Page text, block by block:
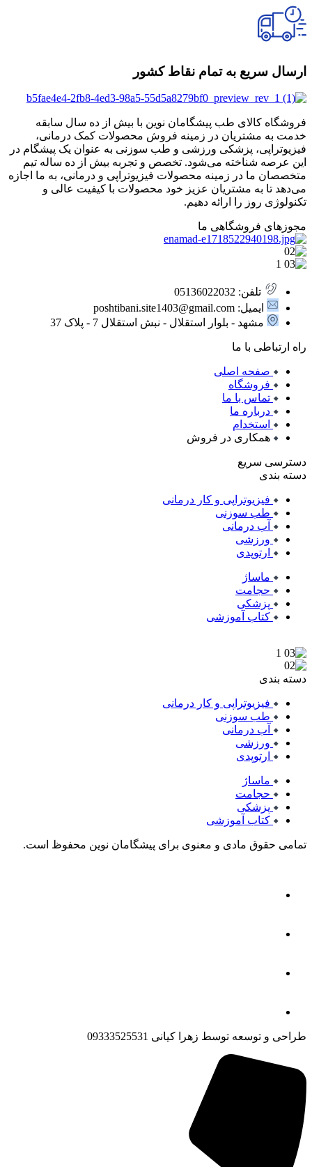
ارسال سریع به تمام نقاط کشور
فروشگاه کالای طب پیشگامان نوین با بیش از ده سال سابقه
خدمت به مشتریان در زمینه فروش محصولات کمک درمانی،
فیزیوتراپی، پزشکی ورزشی و طب سوزنی به عنوان یک پیشگام در
این عرصه شناخته می‌شود. تخصص و تجربه بیش از ده ساله تیم
متخصصان ما در زمینه محصولات فیزیوتراپی و درمانی، به ما اجازه
می‌دهد تا به مشتریان عزیز خود محصولات با کیفیت عالی و
تکنولوژی روز را ارائه دهیم.
مجوزهای فروشگاهی ما
تلفن: 05136022032
ایمیل: poshtibani.site1403@gmail.com
مشهد - بلوار استقلال - نبش استقلال 7 - پلاک 37
راه ارتباطی با ما
صفحه اصلی
فروشگاه
تماس با ما
درباره ما
استخدام
همکاری در فروش
دسترسی سریع
دسته بندی
فیزیوتراپی و کار درمانی
طب سوزنی
آب درمانی
ورزشی
ارتوپدی
ماساژ
حجامت
پزشکی
کتاب آموزشی
دسته بندی
فیزیوتراپی و کار درمانی
طب سوزنی
آب درمانی
ورزشی
ارتوپدی
ماساژ
حجامت
پزشکی
کتاب آموزشی
تمامی حقوق مادی و معنوی برای پیشگامان نوین محفوظ است.
طراحی و توسعه توسط زهرا کیانی 09333525531